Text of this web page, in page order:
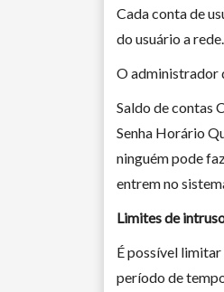
Cada conta de
do usuário a rede.
O administrador
Saldo de contas
Senha Horário
ninguém pode
entrem no
Limites de
É possível
período de